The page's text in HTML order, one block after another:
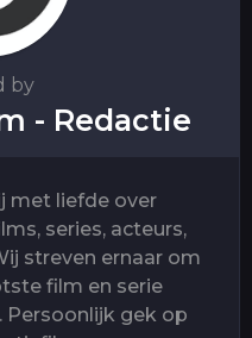
by
- Redactie
met liefde over
series, acteurs,
streven ernaar om
film en serie
gek op